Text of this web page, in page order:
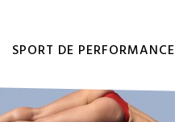
SPORT DE PERFORMANCE